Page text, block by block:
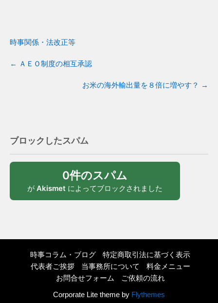
時事関係・法改正等
← ＡＥＯ制度の相互承認
お米の海外輸出量を８倍に増やす？ →
ブロックしたスパム
0件のスパム
が Akismet によってブロックされました
時事コラム・ブログ
特定商取引法に基づく表示
代表者ご挨拶
当事務所について
料金メニュー
お問合せフォーム
ご依頼の流れ
Corporate Lite theme by Flythemes